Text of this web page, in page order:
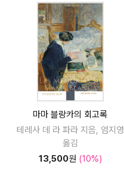
마마 블랑카의 회고록
테레사 데 라 파라 지음, 엄지영
옮김
13,500원 (10%)